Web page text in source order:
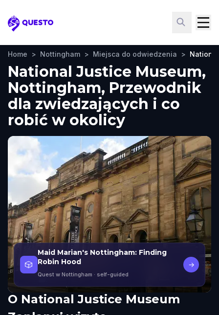
Questo
Home > Nottingham > Miejsca do odwiedzenia >
National Justice Museum,
Nottingham, Przewodnik
dla zwiedzających i co
robić w okolicy
🎲
Maid Marian's Nottingham: Finding
Robin Hood
Quest w Nottingham · self-guided
→
O National Justice Museum